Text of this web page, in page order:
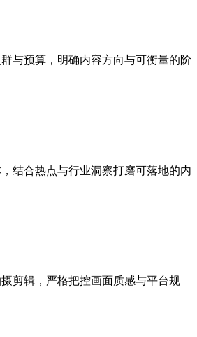
与预算，明确内容方向与可衡量的阶
结合热点与行业洞察打磨可落地的内
剪辑，严格把控画面质感与平台规